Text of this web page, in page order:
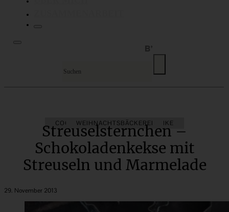
COOKIES KÜCHENGESCHENKE
WEIHNACHTSBÄCKEREI
Streuselsternchen –
Schokoladenkekse mit
Streuseln und Marmelade
29. November 2013